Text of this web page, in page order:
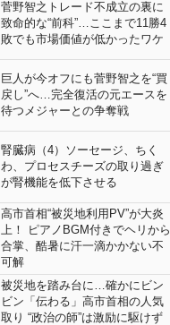
菅野智之トレード不成立の裏に
致命的な“前科”…ここまで11勝4
敗でも市場価値が低かったワケ
巨人が今オフにも菅野智之を“買
戻し”へ…完全復活の元エースを
待つメジャーとの争奪戦
腎臓病（4）ソーセージ、ちく
わ、プロセスチーズの取り過ぎ
が腎機能を低下させる
高市首相“被災地利用PV”が大炎
上！ ピアノBGM付きでヘリから
合掌、酷暑に汗一滴かかない不
可解
被災地を踏み台に…確かにビン
ビン「伝わる」高市首相の人気
取り “政治の師”は激励に駆けず